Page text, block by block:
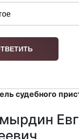
судебного